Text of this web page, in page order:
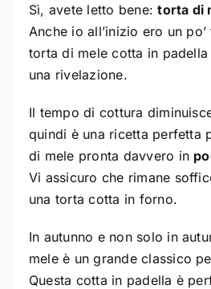
Sì, avete letto bene:torta di
Anche io all’inizio ero un
torta di mele cotta in
una rivelazione.
Il tempo di cottura
quindi è una ricetta perfetta
di mele pronta davvero in
Vi assicuro che rimane
una torta cotta in forno.
In autunno e non solo in
mele è un grande classico
Questa cotta in padella è